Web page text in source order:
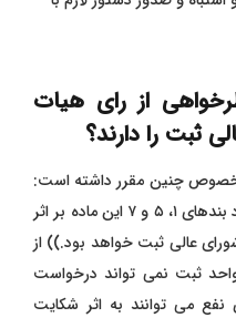
از رای هیات
ثبت را دارند؟
در این خصوص چنین مقرر داشته است:
« آراء هیات نظارت ثبت فقط در مورد بندهای ۱، ۵ و ۷ این ماده بر اثر
عالی ثبت خواهد بود.)) از
ثبت نمی‌ تواند درخواست
می ‌توانند به اثر شکایت